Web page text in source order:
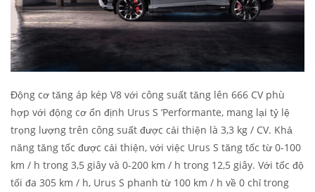
Động cơ tăng áp kép V8 với công suất tăng lên 666 CV phù
hợp với động cơ ổn định Urus S ’Performante, mang lại tỷ lệ
trọng lượng trên công suất được cải thiện là 3,3 kg / CV. Khả
năng tăng tốc được cải thiện, với việc Urus S tăng tốc từ 0-100
km / h trong 3,5 giây và 0-200 km / h trong 12,5 giây. Với tốc độ
tối đa 305 km / h, Urus S phanh từ 100 km / h về 0 chỉ trong